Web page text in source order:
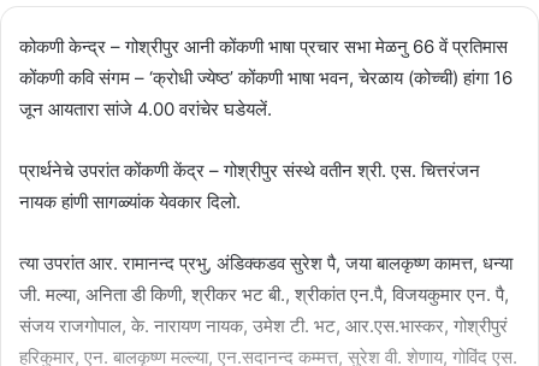
कोकणी केन्द्र – गोश्रीपुर आनी कोंकणी भाषा प्रचार सभा मेळनु 66 वें प्रतिमास
कोंकणी कवि संगम – ‘क्रोधी ज्येष्ठ’ कोंकणी भाषा भवन, चेरळाय (कोच्ची) हांगा 16
जून आयतारा सांजे 4.00 वरांचेर घडेयलें.
प्रार्थनेचे उपरांत कोंकणी केंद्र – गोश्रीपुर संस्थे वतीन श्री. एस. चित्तरंजन
नायक हांणी सागळ्यांक येवकार दिलो.
त्या उपरांत आर. रामानन्द प्रभु, अंडिक्कडव सुरेश पै, जया बालकृष्ण कामत्त, धन्या
जी. मल्या, अनिता डी किणी, श्रीकर भट बी., श्रीकांत एन.पै, विजयकुमार एन. पै,
संजय राजगोपाल, के. नारायण नायक, उमेश टी. भट, आर.एस.भास्कर, गोश्रीपुरं
हरिकुमार, एन. बालकृष्ण मल्ल्या, एन.सदानन्द कम्मत्त, सुरेश वी. शेणाय, गोविंद एस.